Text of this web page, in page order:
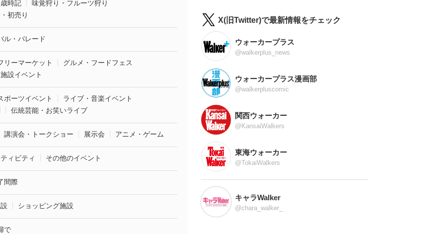
時記
味覚狩り・フルーツ狩り
初売り
ル・パレード
リーマーケット
グルメ・フードフェス
設イベント
ポーツイベント
ライブ・音楽イベント
伝統芸能・お笑いライブ
講演会・トークショー 展示会 アニメ・ゲーム
ィビティ その他のイベント
間際
ショッピング施設
で
X(旧Twitter)で最新情報をチェック
ウォーカープラス
@walkerplus_news
ウォーカープラス漫画部
@walkerpluscomic
関西ウォーカー
@KansaiWalkers
東海ウォーカー
@TokaiWalkers
キャラWalker
@chara_walker_